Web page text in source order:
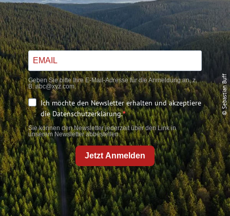
© Sebastian Buff
Geben Sie bitte Ihre E-Mail-Adresse für die Anmeldung an, z.
B. abc@xyz.com.
Ich möchte den Newsletter erhalten und akzeptiere
die Datenschutzerklärung.
Sie können den Newsletter jederzeit über den Link in
unserem Newsletter abbestellen.
Jetzt Anmelden